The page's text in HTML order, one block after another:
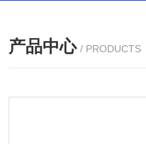
产品中心 / PRODUCTS